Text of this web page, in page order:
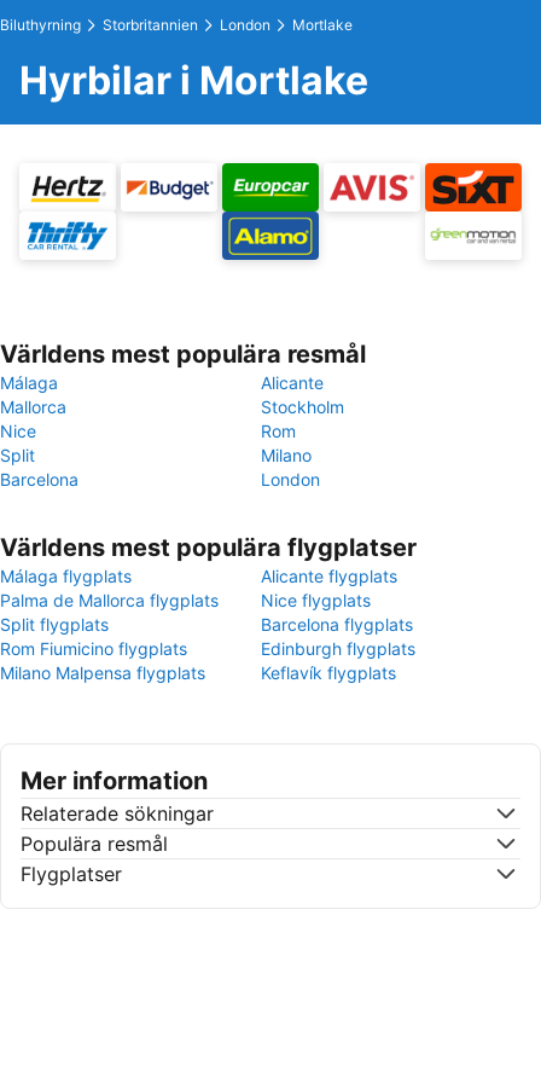
Biluthyrning Storbritannien London Mortlake
Hyrbilar i Mortlake
Världens mest populära resmål
Málaga
Alicante
Mallorca
Stockholm
Nice
Rom
Split
Milano
Barcelona
London
Världens mest populära flygplatser
Málaga flygplats
Alicante flygplats
Palma de Mallorca flygplats
Nice flygplats
Split flygplats
Barcelona flygplats
Rom Fiumicino flygplats
Edinburgh flygplats
Milano Malpensa flygplats
Keflavík flygplats
Mer information
Relaterade sökningar
Populära resmål
Flygplatser